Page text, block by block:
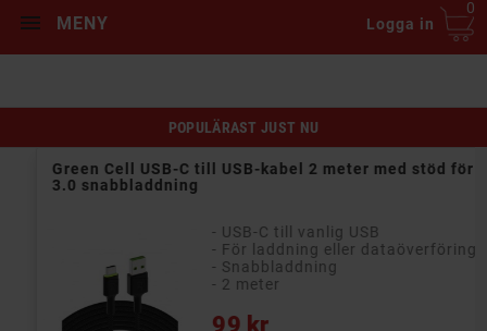
MENY Logga in
0
POPULÄRAST JUST NU
Green Cell USB-C till USB-kabel 2 meter med stöd för QC
3.0 snabbladdning
- USB-C till vanlig USB
- För laddning eller dataöverföring
- Snabbladdning
- 2 meter
99 kr
Pris